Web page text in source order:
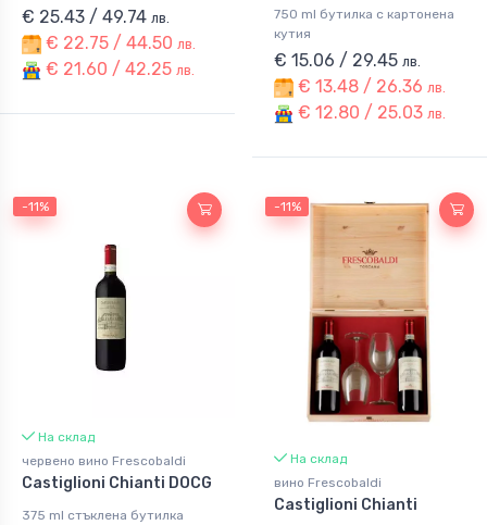
€ 25.43 / 49.74 лв.
€ 22.75 / 44.50 лв.
€ 21.60 / 42.25 лв.
750 ml бутилка с картонена
кутия
€ 15.06 / 29.45 лв.
€ 13.48 / 26.36 лв.
€ 12.80 / 25.03 лв.
-11%
На склад
червено вино Frescobaldi
Castiglioni Chianti DOCG
375 ml стъклена бутилка
-11%
На склад
вино Frescobaldi
Castiglioni Chianti